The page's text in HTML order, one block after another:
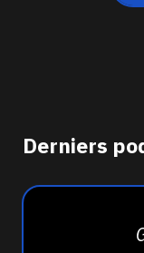
Derniers